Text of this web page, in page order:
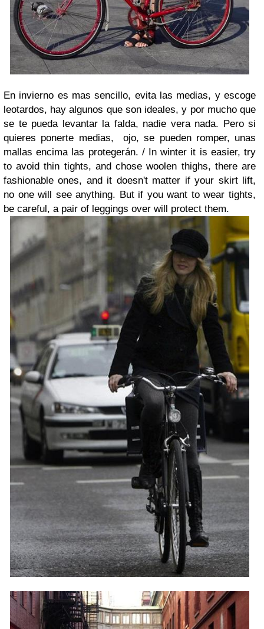
En invierno es mas sencillo, evita las medias, y escoge
leotardos, hay algunos que son ideales, y por mucho que
se te pueda levantar la falda, nadie vera nada. Pero si
quieres ponerte medias, ojo, se pueden romper, unas
mallas encima las protegerán. /In winter it is easier, try
to avoid thin tights, and chose woolen thighs, there are
fashionable ones, and it doesn't matter if your skirt lift,
no one will see anything. But if you want to wear tights,
be careful, a pair of leggings over will protect them.